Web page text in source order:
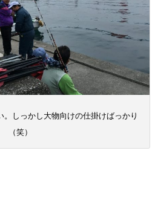
しっかし大物向けの仕掛けばっかり
（笑）